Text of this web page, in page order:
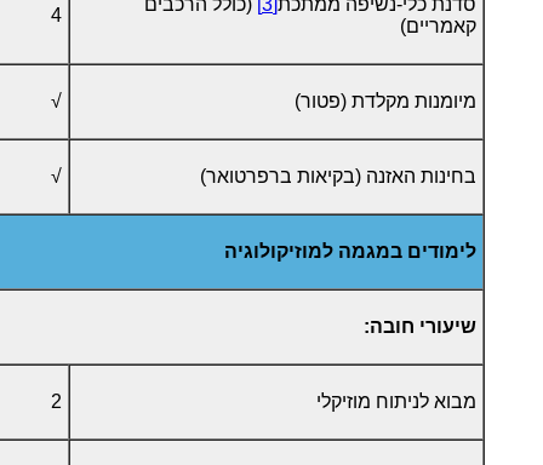
סדנת כלי-נשיפה ממתכת[3]
(כולל הרכבים
קאמריים)
4
מיומנות מקלדת (פטור) √
בחינות האזנה (בקיאות ברפרטואר) √
לימודים במגמה למוזיקולוגיה
שיעורי חובה:
מבוא לניתוח מוזיקלי 2